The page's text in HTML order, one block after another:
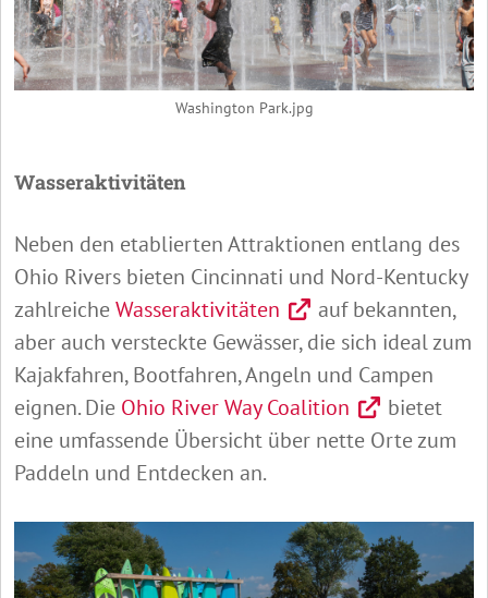
Washington Park.jpg
Wasseraktivitäten
Neben den etablierten Attraktionen entlang des
Ohio Rivers bieten Cincinnati und Nord-Kentucky
zahlreicheWasseraktivitäten
auf bekannten,
aber auch versteckte Gewässer, die sich ideal zum
Kajakfahren, Bootfahren, Angeln und Campen
eignen. Die Ohio River Way Coalition
bietet
eine umfassende Übersicht über nette Orte zum
Paddeln und Entdecken an.